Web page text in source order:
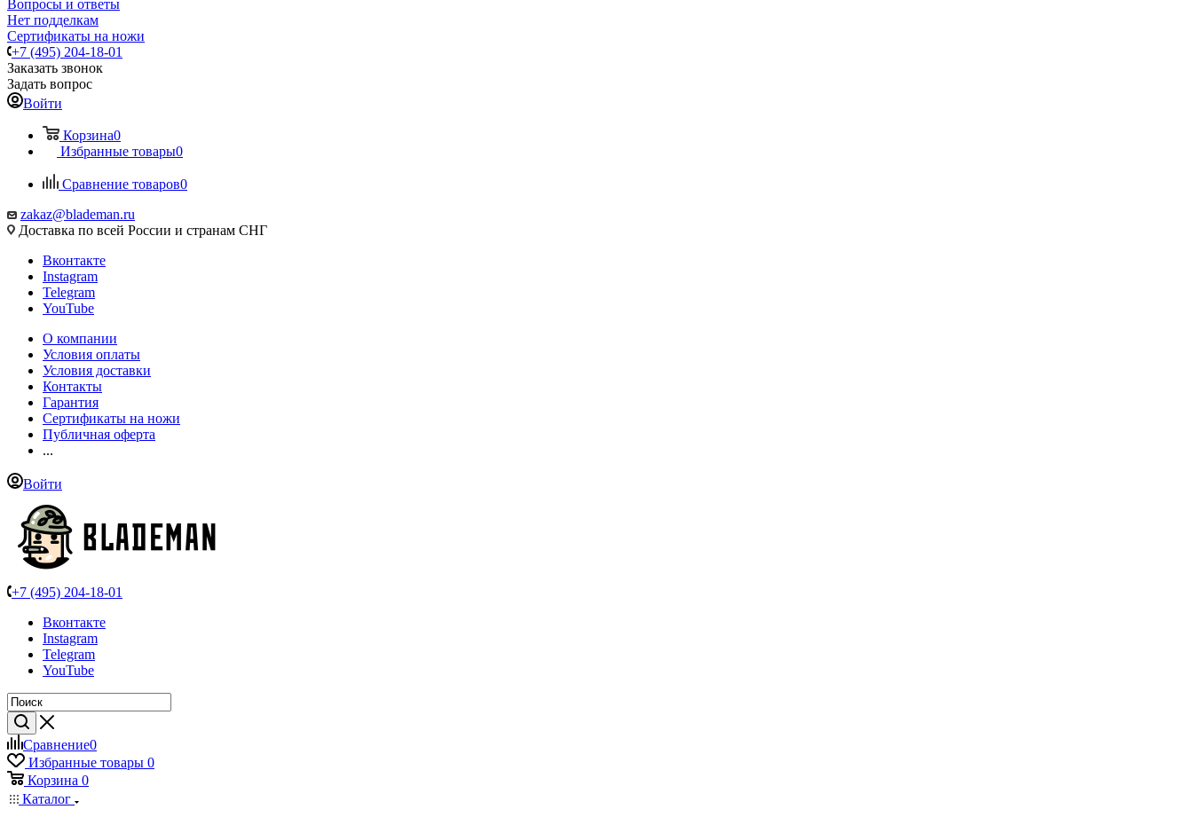
Вопросы и ответы
Нет подделкам
Сертификаты на ножи
+7 (495) 204-18-01
Заказать звонок
Задать вопрос
Войти
Корзина0
Избранные товары0
Сравнение товаров0
zakaz@blademan.ru
Доставка по всей России и странам СНГ
Вконтакте
Instagram
Telegram
YouTube
О компании
Условия оплаты
Условия доставки
Контакты
Гарантия
Сертификаты на ножи
Публичная оферта
...
Войти
+7 (495) 204-18-01
Вконтакте
Instagram
Telegram
YouTube
Сравнение0
Избранные товары 0
Корзина 0
Каталог